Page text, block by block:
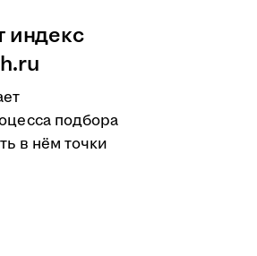
индекс
подбора
в нём точки